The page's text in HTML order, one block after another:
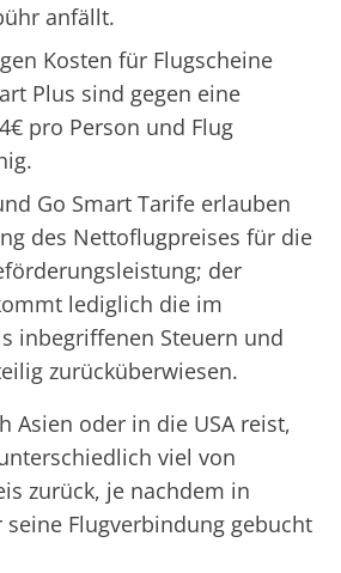
anfällt.
Kosten für Flugscheine
Plus sind gegen eine
pro Person und Flug
Go Smart Tarife erlauben
des Nettoflugpreises für die
der
lediglich die im
inbegriffenen Steuern und
zurücküberwiesen.
Asien oder in die USA reist,
viel von
zurück, je nachdem in
Flugverbindung gebucht